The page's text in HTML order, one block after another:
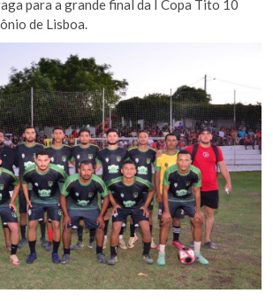
para a grande final da I Copa Tito 10
de Lisboa.